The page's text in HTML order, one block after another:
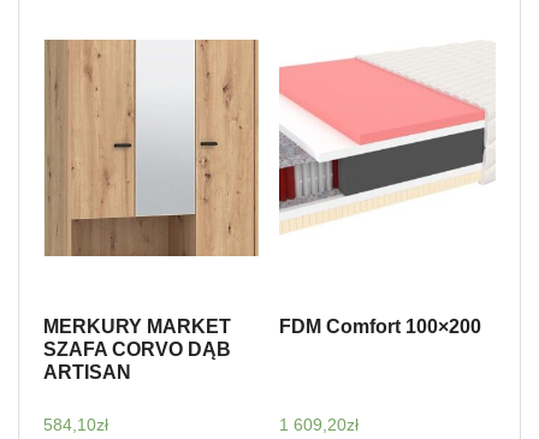
MERKURY MARKET
SZAFA CORVO DĄB
ARTISAN
584,10zł
FDM Comfort 100×200
1 609,20zł